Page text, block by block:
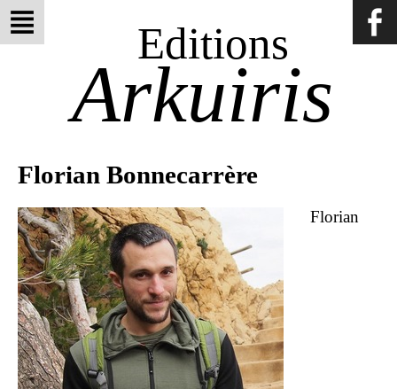
Editions
Arkuiris
Florian Bonnecarrère
Florian